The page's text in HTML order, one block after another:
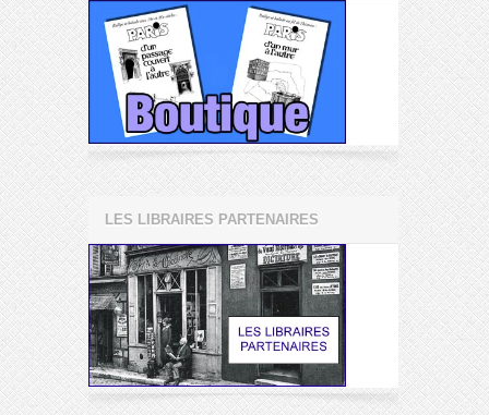
LES LIBRAIRES PARTENAIRES